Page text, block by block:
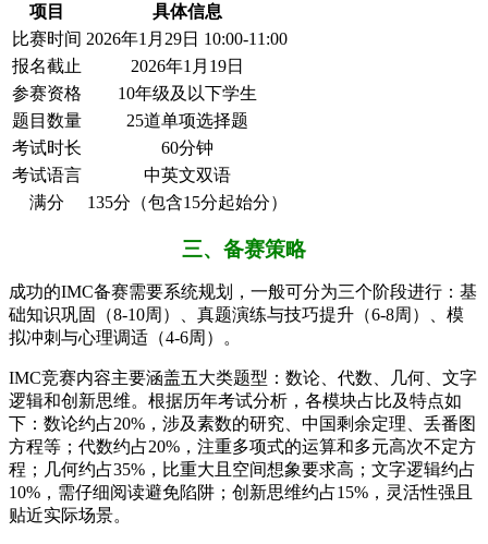
项目
具体信息
比赛时间 2026年1月29日 10:00-11:00
报名截止
2026年1月19日
参赛资格
10年级及以下学生
题目数量
25道单项选择题
考试时长
60分钟
考试语言
中英文双语
满分
135分（包含15分起始分）
三、备赛策略
成功的IMC备赛需要系统规划，一般可分为三个阶段进行：基
础知识巩固（8-10周）、真题演练与技巧提升（6-8周）、模
拟冲刺与心理调适（4-6周）。
IMC竞赛内容主要涵盖五大类题型：数论、代数、几何、文字
逻辑和创新思维。根据历年考试分析，各模块占比及特点如
下：数论约占20%，涉及素数的研究、中国剩余定理、丢番图
方程等；代数约占20%，注重多项式的运算和多元高次不定方
程；几何约占35%，比重大且空间想象要求高；文字逻辑约占
10%，需仔细阅读避免陷阱；创新思维约占15%，灵活性强且
贴近实际场景。